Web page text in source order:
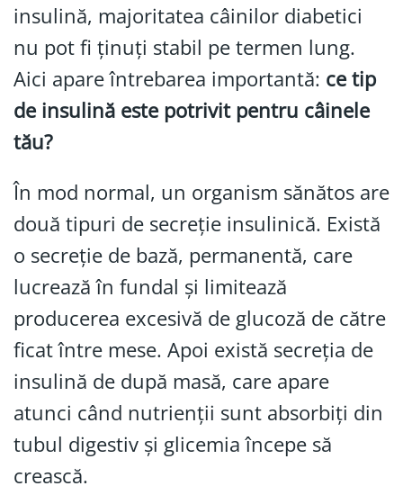
insulină, majoritatea câinilor diabetici
nu pot fi ținuți stabil pe termen lung.
Aici apare întrebarea importantă: ce tip
de insulină este potrivit pentru câinele
tău?
În mod normal, un organism sănătos are
două tipuri de secreție insulinică. Există
o secreție de bază, permanentă, care
lucrează în fundal și limitează
producerea excesivă de glucoză de către
ficat între mese. Apoi există secreția de
insulină de după masă, care apare
atunci când nutrienții sunt absorbiți din
tubul digestiv și glicemia începe să
crească.